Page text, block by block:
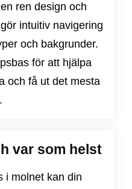
ren design och
intuitiv navigering
och bakgrunder.
för att hjälpa
och få ut det mesta
var som helst
i molnet kan din